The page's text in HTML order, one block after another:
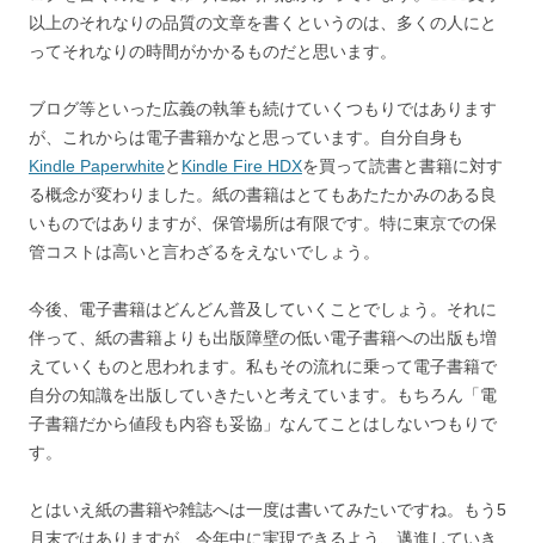
以上のそれなりの品質の文章を書くというのは、多くの人にと
ってそれなりの時間がかかるものだと思います。
ブログ等といった広義の執筆も続けていくつもりではあります
が、これからは電子書籍かなと思っています。自分自身も
Kindle Paperwhiteと Kindle Fire HDXを買って読書と書籍に対す
る概念が変わりました。紙の書籍はとてもあたたかみのある良
いものではありますが、保管場所は有限です。特に東京での保
管コストは高いと言わざるをえないでしょう。
今後、電子書籍はどんどん普及していくことでしょう。それに
伴って、紙の書籍よりも出版障壁の低い電子書籍への出版も増
えていくものと思われます。私もその流れに乗って電子書籍で
自分の知識を出版していきたいと考えています。もちろん「電
子書籍だから値段も内容も妥協」なんてことはしないつもりで
す。
とはいえ紙の書籍や雑誌へは一度は書いてみたいですね。もう5
月末ではありますが、今年中に実現できるよう、邁進していき